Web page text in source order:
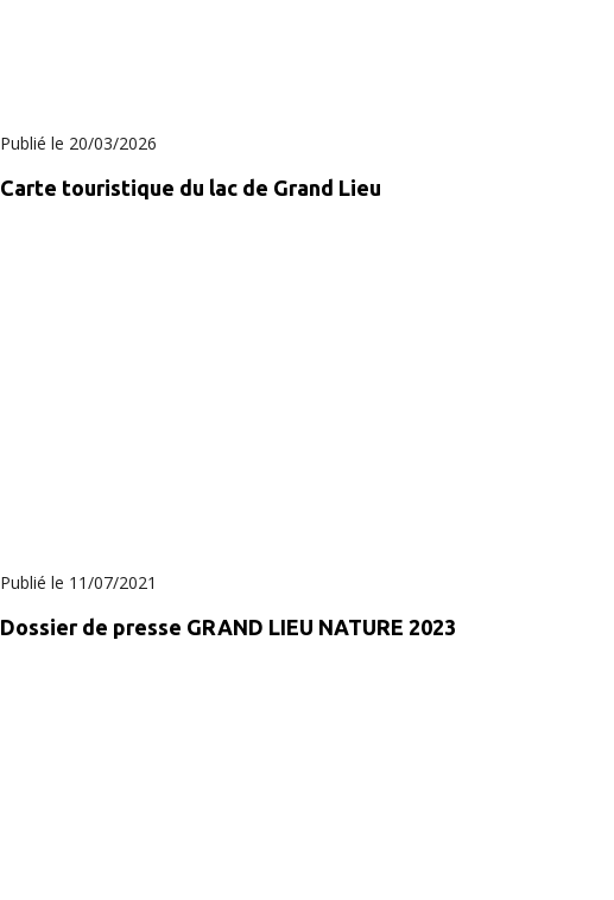
Publié le 20/03/2026
Carte touristique du lac de Grand Lieu
Publié le 11/07/2021
Dossier de presse GRAND LIEU NATURE 2023